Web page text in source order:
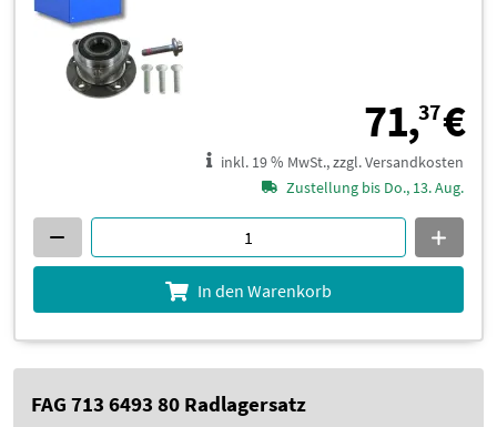
71,37€
inkl. 19 % MwSt., zzgl. Versandkosten
Zustellung bis Do., 13. Aug.
In den Warenkorb
FAG 713 6493 80 Radlagersatz